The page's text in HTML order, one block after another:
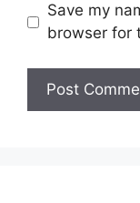
Save my
browser for